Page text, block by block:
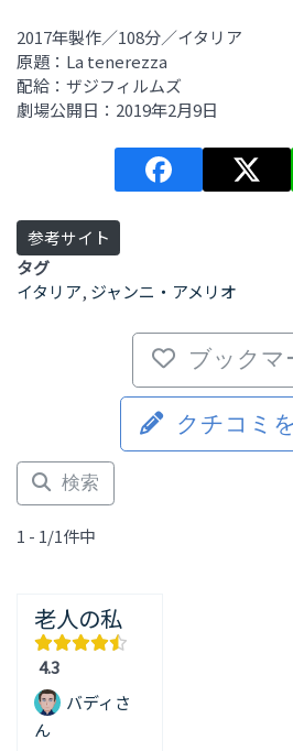
2017年製作／108分／イタリア
原題：La tenerezza
配給：ザジフィルムズ
劇場公開日：2019年2月9日
参考サイト
タグ
イタリア, ジャンニ・アメリオ
ブックマ
クチコミ
検索
1 - 1/1件中
老人の私
4.3
バディさ
ん